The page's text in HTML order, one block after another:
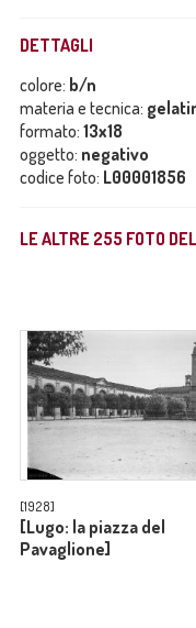
DETTAGLI
colore: b/n
materia e tecnica:
formato: 13x18
oggetto: negativo
codice foto: L00001856
LE ALTRE 255 FOTO
[1928]
[Lugo: la piazza del
Pavaglione]